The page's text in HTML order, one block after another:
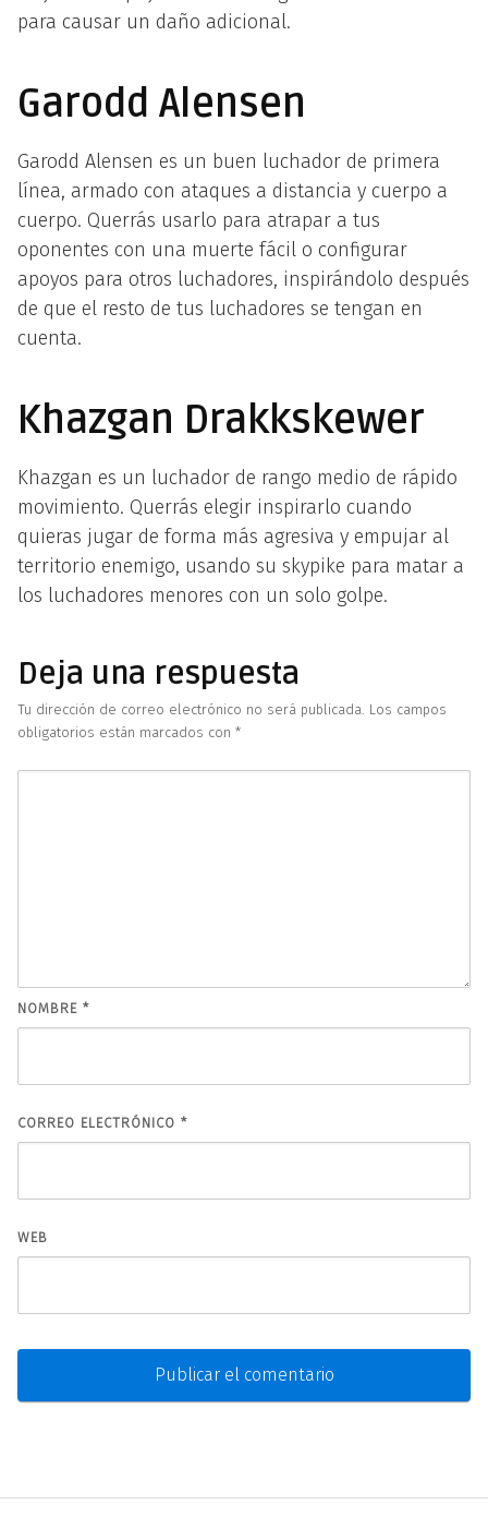
para causar un daño adicional.
Garodd Alensen
Garodd Alensen es un buen luchador de primera
línea, armado con ataques a distancia y cuerpo a
cuerpo. Querrás usarlo para atrapar a tus
oponentes con una muerte fácil o configurar
apoyos para otros luchadores, inspirándolo después
de que el resto de tus luchadores se tengan en
cuenta.
Khazgan Drakkskewer
Khazgan es un luchador de rango medio de rápido
movimiento. Querrás elegir inspirarlo cuando
quieras jugar de forma más agresiva y empujar al
territorio enemigo, usando su skypike para matar a
los luchadores menores con un solo golpe.
Deja una respuesta
Tu dirección de correo electrónico no será publicada. Los campos
obligatorios están marcados con *
NOMBRE *
CORREO ELECTRÓNICO *
WEB